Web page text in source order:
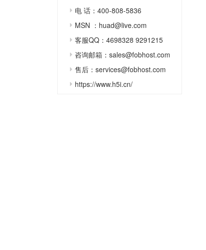
电 话：400-808-5836
MSN ：huad@live.com
客服QQ：4698328 9291215
咨询邮箱：sales@fobhost.com
售后：services@fobhost.com
https://www.h5i.cn/